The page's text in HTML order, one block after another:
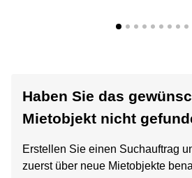
Haben Sie das
Mietobjekt nicht
Erstellen Sie einen Suchauftrag
zuerst über neue Mietobjekte